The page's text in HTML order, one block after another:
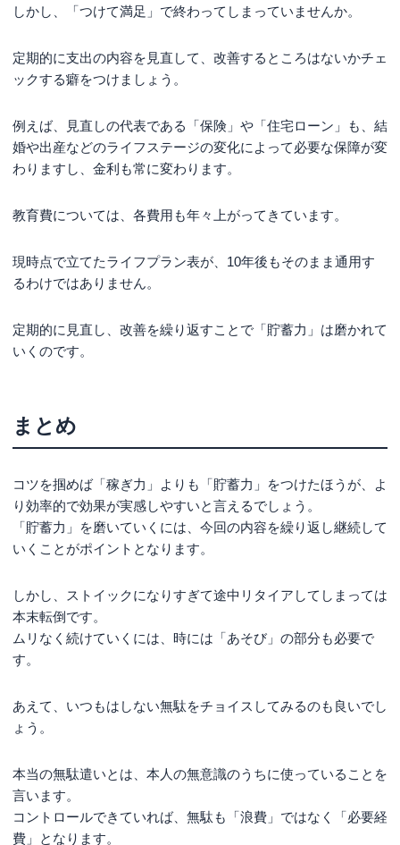
しかし、「つけて満足」で終わってしまっていませんか。
定期的に支出の内容を見直して、改善するところはないかチェ
ックする癖をつけましょう。
例えば、見直しの代表である「保険」や「住宅ローン」も、結
婚や出産などのライフステージの変化によって必要な保障が変
わりますし、金利も常に変わります。
教育費については、各費用も年々上がってきています。
現時点で立てたライフプラン表が、10年後もそのまま通用す
るわけではありません。
定期的に見直し、改善を繰り返すことで「貯蓄力」は磨かれて
いくのです。
まとめ
コツを掴めば「稼ぎ力」よりも「貯蓄力」をつけたほうが、よ
り効率的で効果が実感しやすいと言えるでしょう。
「貯蓄力」を磨いていくには、今回の内容を繰り返し継続して
いくことがポイントとなります。
しかし、ストイックになりすぎて途中リタイアしてしまっては
本末転倒です。
ムリなく続けていくには、時には「あそび」の部分も必要で
す。
あえて、いつもはしない無駄をチョイスしてみるのも良いでし
ょう。
本当の無駄遣いとは、本人の無意識のうちに使っていることを
言います。
コントロールできていれば、無駄も「浪費」ではなく「必要経
費」となります。